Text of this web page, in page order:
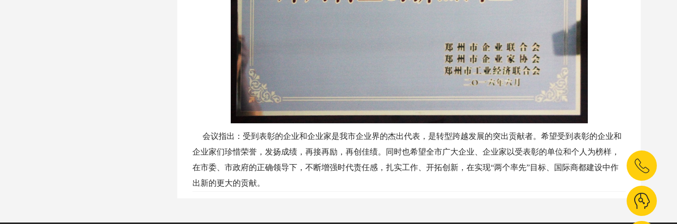
会议指出：受到表彰的企业和企业家是我市企业界的杰出代表，是转型跨越发展的突出贡献者。希望受到 表彰的企业和
企业家们珍惜荣誉，发扬成绩，再接再励，再创佳绩。同时也希望全市广大企业、企业家以受表彰的单位和个人为榜样，
在市委、市政府的正确领导下，不断增强时代责任感，扎实工作、开拓创新 ，在实现“两个率先”目标、国际商都建设中作
出新的更大的贡献。